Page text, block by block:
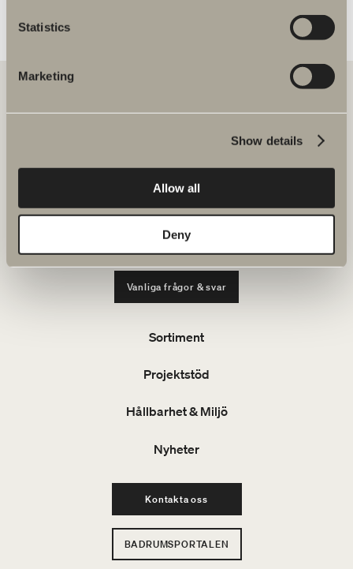
Statistics
Marketing
Show details
Allow all
Deny
Tillsammans skapar vi badrum i hög kvalité där alla badrumsmöbler
Verkstadsvägen 1, 514 60 Dalstorp
Vanliga frågor & svar
Sortiment
Projektstöd
Hållbarhet & Miljö
Nyheter
Kontakta oss
BADRUMSPORTALEN